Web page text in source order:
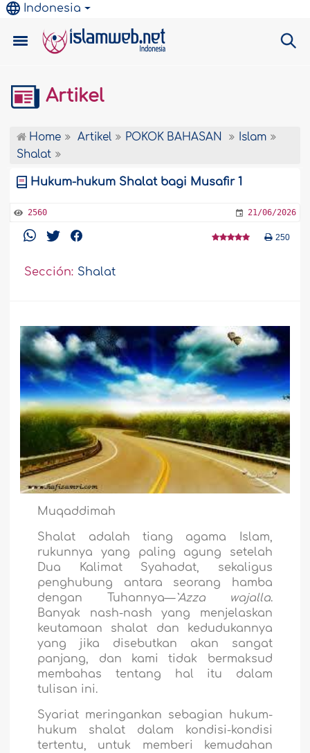
Indonesia
Artikel
Home Artikel POKOK BAHASAN
Islam
Shalat
Hukum-hukum Shalat bagi Musafir 1
2560 21/06/2026
250
Sección: Shalat
Muqaddimah
Shalat adalah tiang agama Islam,
rukunnya yang paling agung setelah
Dua Kalimat Syahadat, sekaligus
penghubung antara seorang hamba
dengan Tuhannya—`Azza wajalla.
Banyak nash-nash yang menjelaskan
keutamaan shalat dan kedudukannya
yang jika disebutkan akan sangat
panjang, dan kami tidak bermaksud
membahas tentang hal itu dalam
tulisan ini.
Syariat meringankan sebagian hukum-
hukum shalat dalam kondisi-kondisi
tertentu, untuk memberi kemudahan